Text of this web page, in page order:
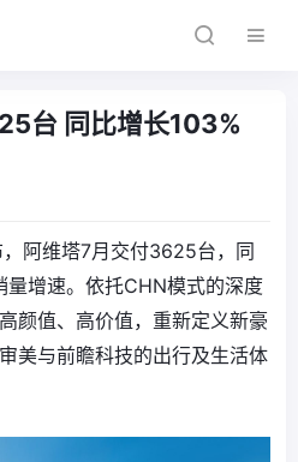
台 同比增长103%
阿维塔7月交付3625台，同
量增速。依托CHN模式的深度
颜值、高价值，重新定义新豪
美与前瞻科技的出行及生活体